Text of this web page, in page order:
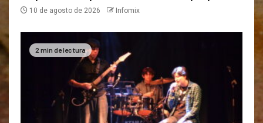
10 de agosto de 2026 Infomix
2 min de lectura